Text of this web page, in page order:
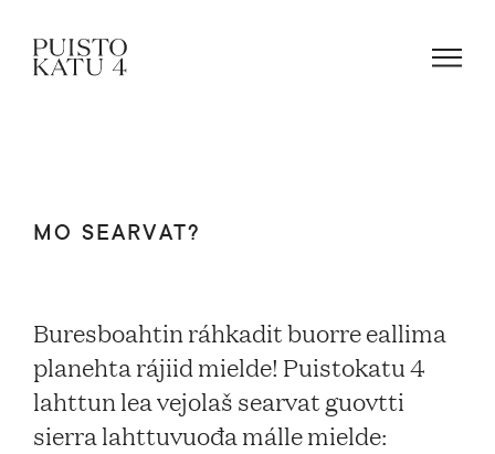
Dávjá jerrojuvvon gažaldagat
MO SEARVAT?
Buresboahtin ráhkadit buorre eallima
planehta rájiid mielde! Puistokatu 4
lahttun lea vejolaš searvat guovtti
sierra lahttuvuođa málle mielde: